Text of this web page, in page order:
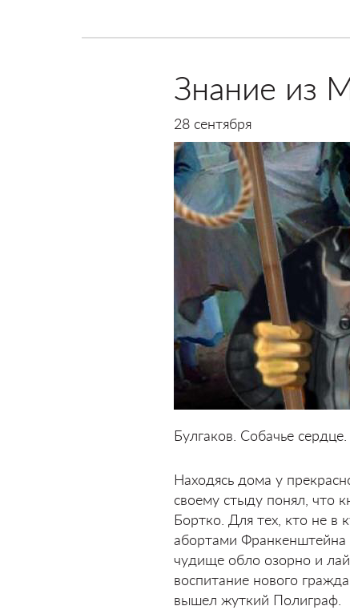
Знание из
28 сентября
Булгаков. Собачье сердце.
Находясь дома у
своему стыду понял, что
Бортко. Для тех, кто не в
абортами Франкенштейна
чудище обло озорно и
воспитание нового
вышел жуткий Полиграф.